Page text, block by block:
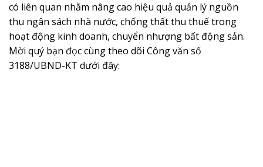
có liên quan nhằm nâng cao hiệu quả quản lý nguồn
thu ngân sách nhà nước, chống thất thu thuế trong
hoạt động kinh doanh, chuyển nhượng bất động sản​.
Mời quý bạn đọc cùng theo dõi Công văn số
3188/UBND-KT dưới đây: